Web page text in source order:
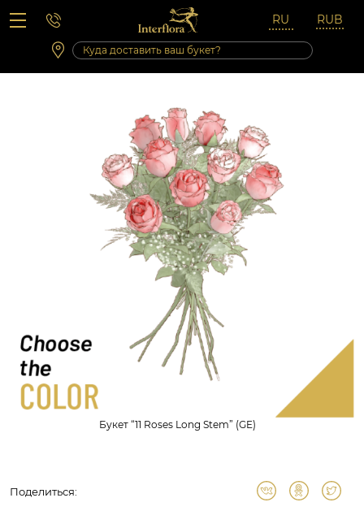
Вопросы-ответы
Сб 10:00 ‐ 14:00
Выходные и праздничные дни
Букет “11 Roses Long Stem” (GE)
Поделиться: